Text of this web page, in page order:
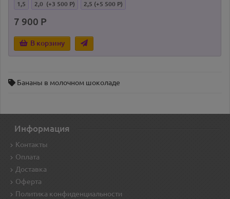
1,5 2,0 (+3 500 Р) 2,5 (+5 500 Р)
7 900 Р
В корзину
Бананы в молочном шоколаде
Информация
Контакты
Оплата
Доставка
Оферта
Политика конфиденциальности